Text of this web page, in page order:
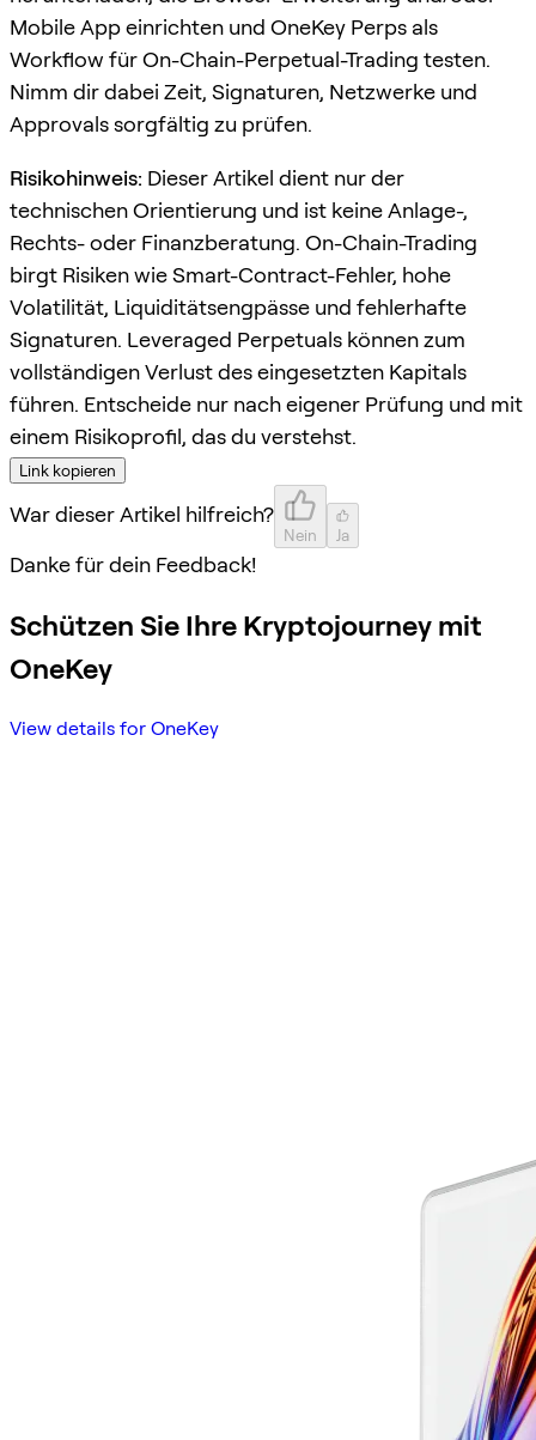
Mobile App einrichten und OneKey Perps als
Workflow für On-Chain-Perpetual-Trading testen.
Nimm dir dabei Zeit, Signaturen, Netzwerke und
Approvals sorgfältig zu prüfen.
Risikohinweis: Dieser Artikel dient nur der
technischen Orientierung und ist keine Anlage-,
Rechts- oder Finanzberatung. On-Chain-Trading
birgt Risiken wie Smart-Contract-Fehler, hohe
Volatilität, Liquiditätsengpässe und fehlerhafte
Signaturen. Leveraged Perpetuals können zum
vollständigen Verlust des eingesetzten Kapitals
führen. Entscheide nur nach eigener Prüfung und mit
einem Risikoprofil, das du verstehst.
Link kopieren
War dieser Artikel hilfreich?
Nein Ja
Danke für dein Feedback!
Schützen Sie Ihre Kryptojourney mit
OneKey
View details for OneKey